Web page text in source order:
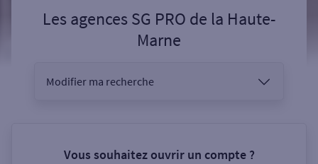
Les agences SG PRO de la Haute-
Marne
Modifier ma recherche
Vous souhaitez ouvrir un compte ?